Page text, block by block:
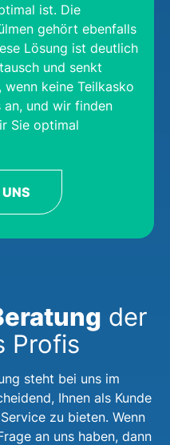
ist. Die
gehört ebenfalls
Lösung ist deutlich
und senkt
keine Teilkasko
an, und wir finden
Sie optimal
der
Profis
steht bei uns im
Ihnen als Kunde
zu bieten. Wenn
an uns haben, dann